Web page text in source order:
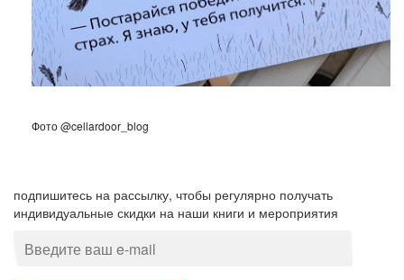
Фото @cellardoor_blog
подпишитесь на рассылку, чтобы регулярно получать
индивидуальные скидки на наши книги и мероприятия